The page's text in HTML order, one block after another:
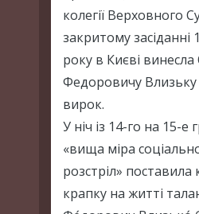
колегії Верховного
закритому засіданні
року в Києві винесла
Федоровичу
вирок.
У ніч із 14-го на 15-е
«вища міра
розстріл» поставила
крапку на житті